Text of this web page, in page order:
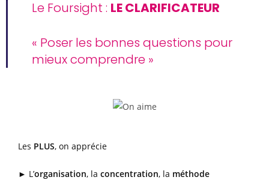
Le Foursight : LE CLARIFICATEUR
« Poser les bonnes questions pour
mieux comprendre »
Les PLUS, on apprécie
► L’organisation, la concentration, la méthode